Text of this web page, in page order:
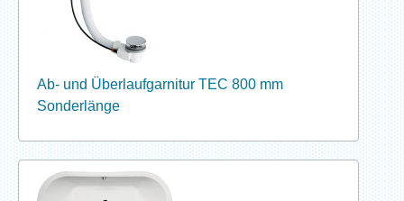
Ab- und Überlaufgarnitur TEC 800 mm
Sonderlänge